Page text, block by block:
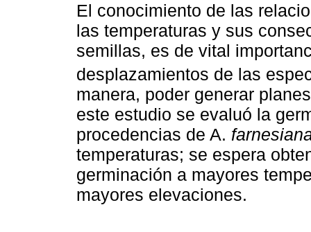
El conocimiento de las
las temperaturas y sus
semillas, es de vital
desplazamientos de las
manera, poder generar
este estudio se evaluó la
procedencias de A.
temperaturas; se espera
germinación a mayores
mayores elevaciones.